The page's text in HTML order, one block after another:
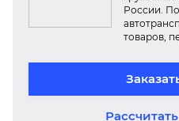
России.
товаров,